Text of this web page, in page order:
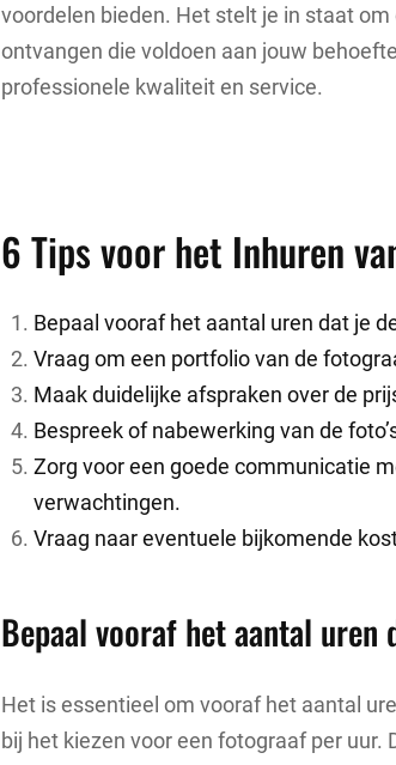
voordelen bieden. Het stelt je in staat
ontvangen die voldoen aan jouw
professionele kwaliteit en service.
6 Tips voor het Inhuren
Bepaal vooraf het aantal uren dat je
Vraag om een portfolio van de
Maak duidelijke afspraken over de
Bespreek of nabewerking van de
Zorg voor een goede communicatie
verwachtingen.
Vraag naar eventuele bijkomende
Bepaal vooraf het aantal
Het is essentieel om vooraf het aantal
bij het kiezen voor een fotograaf per uur.